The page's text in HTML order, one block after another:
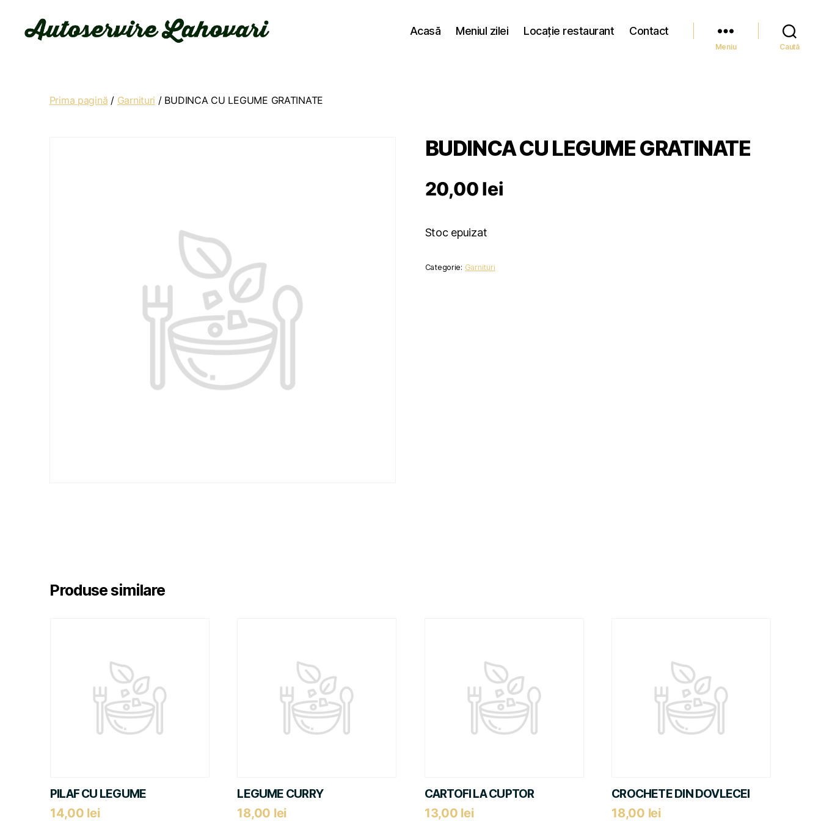
Acasă Meniul zilei Locație restaurant Contact
Meniu Caută
Prima pagină / Garnituri / BUDINCA CU LEGUME GRATINATE
BUDINCA CU LEGUME GRATINATE
20,00lei
Stoc epuizat
Categorie: Garnituri
Produse similare
PILAF CU LEGUME
14,00 lei
LEGUME CURRY
18,00 lei
CARTOFI LA CUPTOR
13,00 lei
CROCHETE DIN DOVLECEI
18,00 lei